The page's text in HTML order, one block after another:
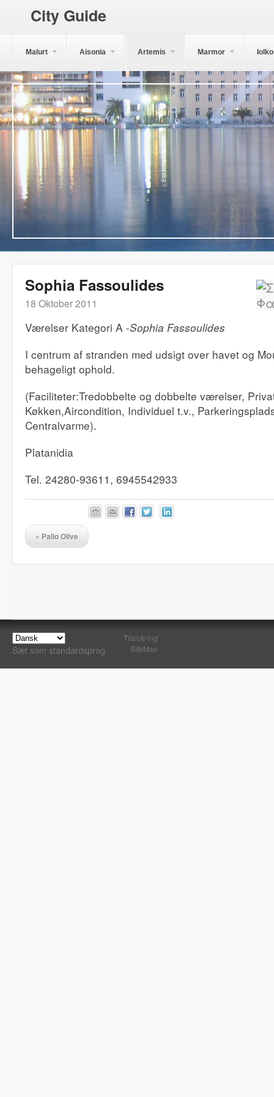
City Guide
Malurt Aisonia Artemis Marmor
Sophia Fassoulides
18 Oktober 2011
Værelser Kategori A -Sophia Fassoulides
I centrum af stranden med udsigt over havet og
behageligt ophold.
(Faciliteter:Tredobbelte og dobbelte værelser,
Køkken,Aircondition, Individuel t.v.,
Centralvarme).
Platanidia
Tel. 24280-93611, 6945542933
« Palio Olive
Sæt som standardsprog
Tilslutning
SiteMap